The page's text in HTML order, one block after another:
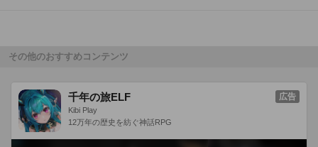
よりお問い合わせください。
※ゲーム内の設定等、攻略情報についてはお答えいたしかねま
その他のおすすめコンテンツ
千年の旅ELF
Kibi Play
12万年の歴史を紡ぐ神話RPG
広告